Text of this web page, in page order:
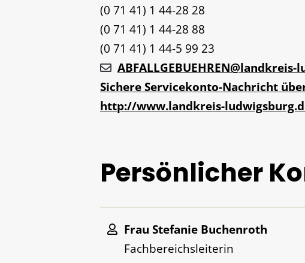
(0 71 41) 1 44-28 28
(0 71 41) 1 44-28 88
(0 71 41) 1 44-5 99 23
Sichere Servicekonto-Nachricht
http://www.landkreis-
Persönlicher
Frau Stefanie Buchenroth
Fachbereichsleiterin